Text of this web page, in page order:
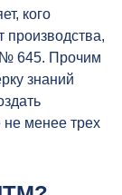
кого
производства,
№ 645. Прочим
знаний
менее трех